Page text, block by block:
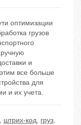
оптимизации
грузов
и
все больше
для
и их учета.
, штрих-код, груз,